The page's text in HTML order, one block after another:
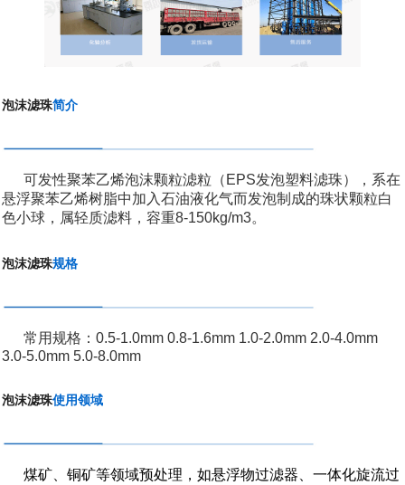
泡沫滤珠简介
可发性聚苯乙烯泡沫颗粒滤粒（EPS发泡塑料滤珠），系在
悬浮聚苯乙烯树脂中加入石油液化气而发泡制成的珠状颗粒白
色小球，属轻质滤料，容重8-150kg/m3。
泡沫滤珠规格
常用规格：0.5-1.0mm 0.8-1.6mm 1.0-2.0mm 2.0-4.0mm
3.0-5.0mm 5.0-8.0mm
泡沫滤珠使用领域
煤矿、铜矿等领域预处理，如悬浮物过滤器、一体化旋流过